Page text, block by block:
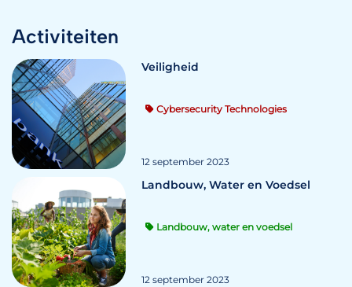
Activiteiten
Veiligheid
Cybersecurity Technologies
12 september 2023
Landbouw, Water en Voedsel
Landbouw, water en voedsel
12 september 2023